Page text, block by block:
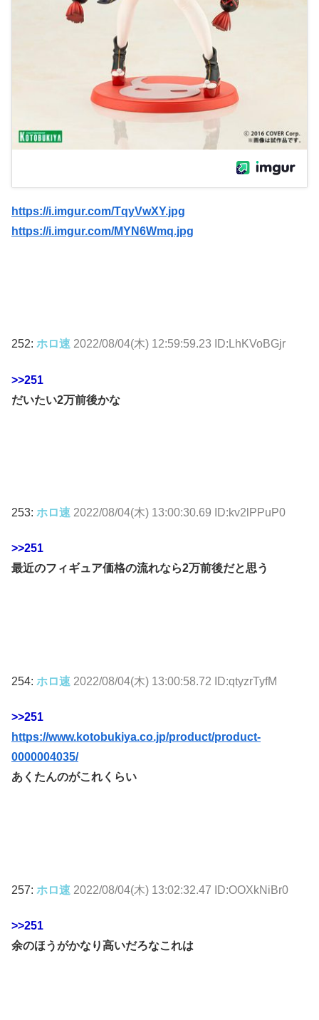
https://i.imgur.com/TqyVwXY.jpg
https://i.imgur.com/MYN6Wmq.jpg
252: ホロ速 2022/08/04(木) 12:59:59.23 ID:LhKVoBGjr
>>251
だいたい2万前後かな
253: ホロ速 2022/08/04(木) 13:00:30.69 ID:kv2lPPuP0
>>251
最近のフィギュア価格の流れなら2万前後だと思う
254: ホロ速 2022/08/04(木) 13:00:58.72 ID:qtyzrTyfM
>>251
https://www.kotobukiya.co.jp/product/product-
0000004035/
あくたんのがこれくらい
257: ホロ速 2022/08/04(木) 13:02:32.47 ID:OOXkNiBr0
>>251
余のほうがかなり高いだろなこれは